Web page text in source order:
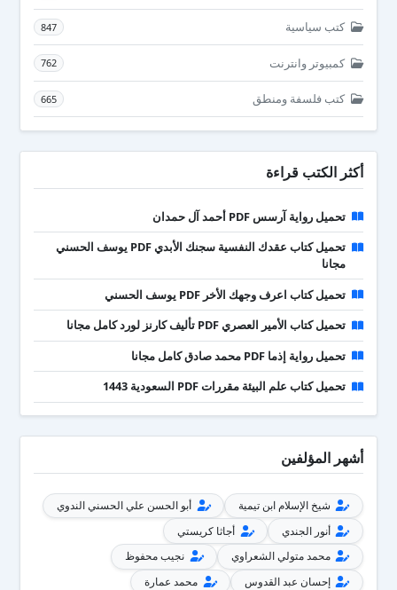
كتب سياسية 847
كمبيوتر وانترنت 762
كتب فلسفة ومنطق 665
أكثر الكتب قراءة
تحميل رواية آرسس PDF أحمد آل حمدان
تحميل كتاب عقدك النفسية سجنك الأبدي PDF يوسف الحسني
مجانا
تحميل كتاب اعرف وجهك الأخر PDF يوسف الحسني
تحميل كتاب الأمير العصري PDF تأليف كارنز لورد كامل مجانا
تحميل رواية إذما PDF محمد صادق كامل مجانا
تحميل كتاب علم البيئة مقررات PDF السعودية 1443
أشهر المؤلفين
شيخ الإسلام ابن تيمية
أبو الحسن علي الحسني الندوي
أنور الجندي
أجاثا كريستي
محمد متولي الشعراوي
نجيب محفوظ
إحسان عبد القدوس
محمد عمارة